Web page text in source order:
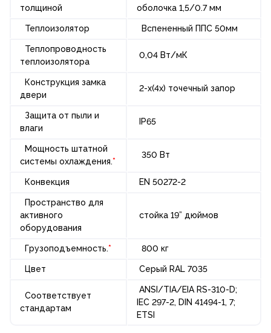
толщиной
оболочка 1,5/0.7 мм
Теплоизолятор Вспененный ППС 50мм
Теплопроводность
теплоизолятора
0,04 Вт/мК
Конструкция замка
двери
2-х(4х) точечный запор
Защита от пыли и
влаги
IP65
Мощность штатной
системы охлаждения.*
350 Вт
Конвекция EN 50272-2
Пространство для
активного
оборудования
стойка 19” дюймов
Грузоподъемность.* 800 кг
Цвет Серый RAL 7035
Соответствует
стандартам
ANSI/TIA/EIA RS-310-D;
IEC 297-2, DIN 41494-1, 7;
ETSI